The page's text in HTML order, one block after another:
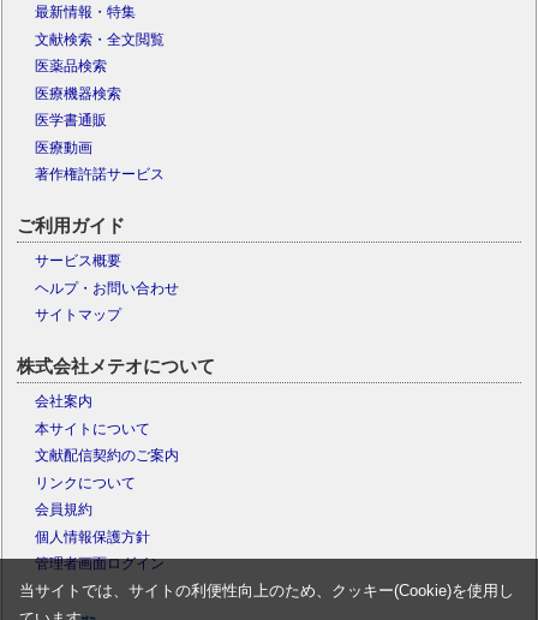
最新情報・特集
文献検索・全文閲覧
医薬品検索
医療機器検索
医学書通販
医療動画
著作権許諾サービス
ご利用ガイド
サービス概要
ヘルプ・お問い合わせ
サイトマップ
株式会社メテオについて
会社案内
本サイトについて
文献配信契約のご案内
リンクについて
会員規約
個人情報保護方針
管理者画面ログイン
当サイトでは、サイトの利便性向上のため、クッキー(Cookie)を使用し